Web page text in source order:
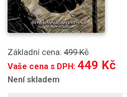
Základní cena: 499 Kč
Vaše cena s DPH: 449 Kč
Není skladem